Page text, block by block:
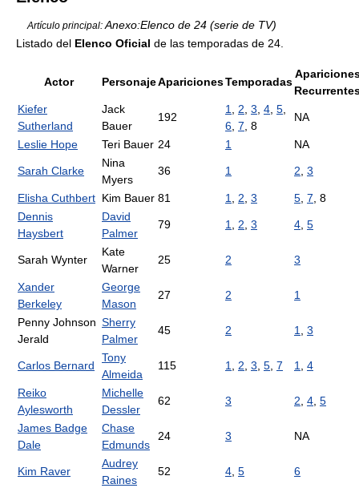
Artículo principal: Anexo:Elenco de 24 (serie de TV)
Listado del Elenco Oficial de las temporadas de 24.
Actor PersonajeAparicionesTemporadas
Kiefer
Sutherland
Jack
Bauer
192
1, 2, 3, 4, 5,
6, 7, 8
NA
Leslie Hope Teri Bauer 24 1 NA
Sarah Clarke
Nina
Myers
36 1 2, 3
Elisha Cuthbert Kim Bauer 81 1, 2, 3 5, 7, 8
Dennis
Haysbert
David
Palmer
79 1, 2, 3 4, 5
Sarah Wynter
Kate
Warner
25 2 3
Xander
Berkeley
George
Mason
27 2 1
Penny Johnson
Jerald
Sherry
Palmer
45 2 1, 3
Carlos Bernard
Tony
Almeida
115 1, 2, 3, 5, 7 1, 4
Reiko
Aylesworth
Michelle
Dessler
62 3 2, 4, 5
James Badge
Dale
Chase
Edmunds
24 3 NA
Kim Raver
Audrey
Raines
52 4, 5 6